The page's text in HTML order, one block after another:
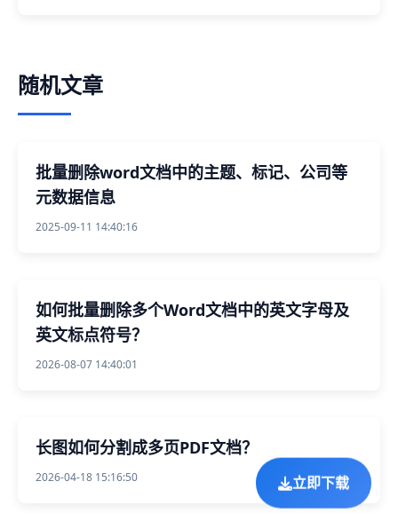
随机文章
批量删除word文档中的主题、标记、公司等
元数据信息
2025-09-11 14:40:16
如何批量删除多个Word文档中的英文字母及
英文标点符号？
2026-08-07 14:40:01
长图如何分割成多页PDF文档？
2026-04-18 15:16:50 立即下载